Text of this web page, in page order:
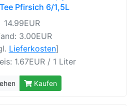
Pfirsich 6/1,5L
14.99EUR
3.00EUR
Lieferkosten]
1.67EUR / 1 Liter
Kaufen